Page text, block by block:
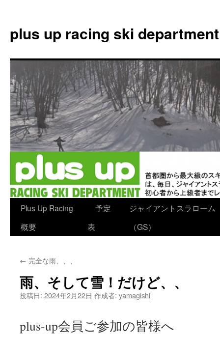
plus up racing ski department
ン
ン
ツ
へ
Plus Up Racing
概要
予定
表
ジャイアントスラローム
（GS）
← 完全な雨、、、
雨、そして雪！だけど、、
投稿日: 2024年2月22日 作成者: yamagishi
plus-up会員ご参加の皆様へ